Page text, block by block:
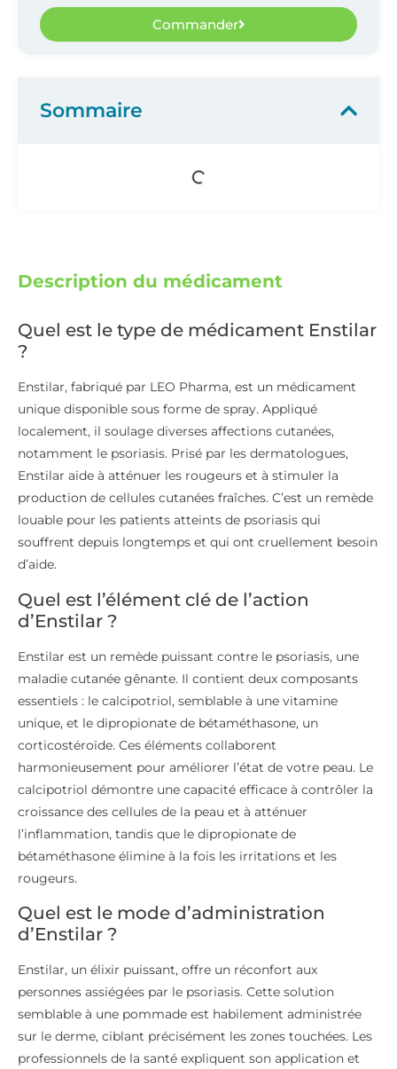
Commander
Description du médicament
Quel est le type de médicament Enstilar
?
Enstilar, fabriqué par LEO Pharma, est un médicament
unique disponible sous forme de spray. Appliqué
localement, il soulage diverses affections cutanées,
notamment le psoriasis. Prisé par les dermatologues,
Enstilar aide à atténuer les rougeurs et à stimuler la
production de cellules cutanées fraîches. C’est un remède
louable pour les patients atteints de psoriasis qui
souffrent depuis longtemps et qui ont cruellement besoin
d’aide.
Quel est l’élément clé de l’action
d’Enstilar ?
Enstilar est un remède puissant contre le psoriasis, une
maladie cutanée gênante. Il contient deux composants
essentiels : le calcipotriol, semblable à une vitamine
unique, et le dipropionate de bétaméthasone, un
corticostéroïde. Ces éléments collaborent
harmonieusement pour améliorer l’état de votre peau. Le
calcipotriol démontre une capacité efficace à contrôler la
croissance des cellules de la peau et à atténuer
l’inflammation, tandis que le dipropionate de
bétaméthasone élimine à la fois les irritations et les
rougeurs.
Quel est le mode d’administration
d’Enstilar ?
Enstilar, un élixir puissant, offre un réconfort aux
personnes assiégées par le psoriasis. Cette solution
semblable à une pommade est habilement administrée
sur le derme, ciblant précisément les zones touchées. Les
professionnels de la santé expliquent son application et
Sommaire